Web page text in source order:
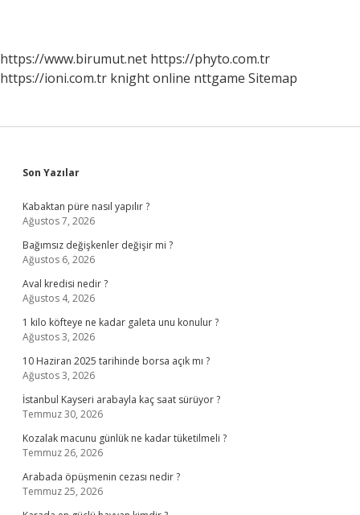
Dedi
https://www.birumut.net https://phyto.com.tr
https://ioni.com.tr knight online nttgame Sitemap
Sidebar
Son Yazılar
Kabaktan püre nasıl yapılır ?
Ağustos 7, 2026
Bağımsız değişkenler değişir mi ?
Ağustos 6, 2026
Aval kredisi nedir ?
Ağustos 4, 2026
1 kilo köfteye ne kadar galeta unu konulur ?
Ağustos 3, 2026
10 Haziran 2025 tarihinde borsa açık mı ?
Ağustos 3, 2026
İstanbul Kayseri arabayla kaç saat sürüyor ?
Temmuz 30, 2026
Kozalak macunu günlük ne kadar tüketilmeli ?
Temmuz 26, 2026
Arabada öpüşmenin cezası nedir ?
Temmuz 25, 2026